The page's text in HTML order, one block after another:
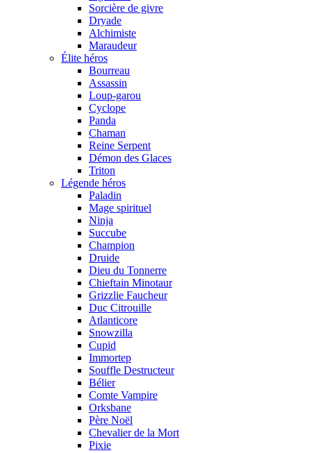
Sorcière de givre
Dryade
Alchimiste
Maraudeur
Élite héros
Bourreau
Assassin
Loup-garou
Cyclope
Panda
Chaman
Reine Serpent
Démon des Glaces
Triton
Légende héros
Paladin
Mage spirituel
Ninja
Succube
Champion
Druide
Dieu du Tonnerre
Chieftain Minotaur
Grizzlie Faucheur
Duc Citrouille
Atlanticore
Snowzilla
Cupid
Immortep
Souffle Destructeur
Bélier
Comte Vampire
Orksbane
Père Noël
Chevalier de la Mort
Pixie